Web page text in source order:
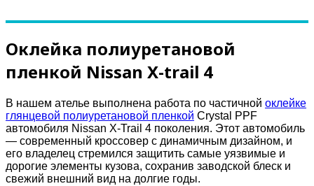
Оклейка полиуретановой
пленкой Nissan X-trail 4
В нашем ателье выполнена работа по частичной оклейке
глянцевой полиуретановой пленкой Crystal PPF
автомобиля Nissan X-Trail 4 поколения. Этот автомобиль
— современный кроссовер с динамичным дизайном, и
его владелец стремился защитить самые уязвимые и
дорогие элементы кузова, сохранив заводской блеск и
свежий внешний вид на долгие годы.